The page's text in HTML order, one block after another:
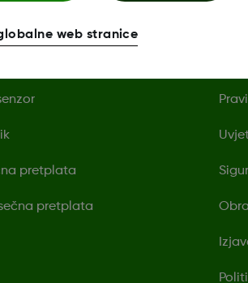
pretplata
pretplata
web stranice